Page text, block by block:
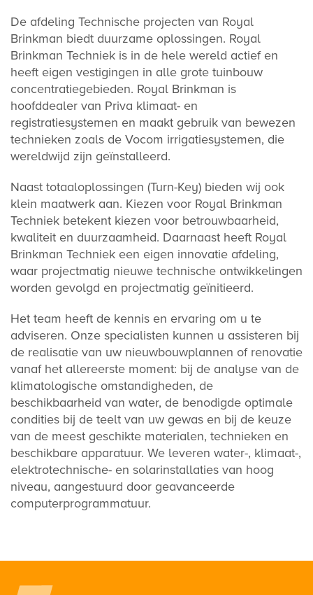
De afdeling Technische projecten van Royal
Brinkman biedt duurzame oplossingen. Royal
Brinkman Techniek is in de hele wereld actief en
heeft eigen vestigingen in alle grote tuinbouw
concentratiegebieden. Royal Brinkman is
hoofddealer van Priva klimaat- en
registratiesystemen en maakt gebruik van bewezen
technieken zoals de Vocom irrigatiesystemen, die
wereldwijd zijn geïnstalleerd.
Naast totaaloplossingen (Turn-Key) bieden wij ook
klein maatwerk aan. Kiezen voor Royal Brinkman
Techniek betekent kiezen voor betrouwbaarheid,
kwaliteit en duurzaamheid. Daarnaast heeft Royal
Brinkman Techniek een eigen innovatie afdeling,
waar projectmatig nieuwe technische ontwikkelingen
worden gevolgd en projectmatig geïnitieerd.
Het team heeft de kennis en ervaring om u te
adviseren. Onze specialisten kunnen u assisteren bij
de realisatie van uw nieuwbouwplannen of renovatie
vanaf het allereerste moment: bij de analyse van de
klimatologische omstandigheden, de
beschikbaarheid van water, de benodigde optimale
condities bij de teelt van uw gewas en bij de keuze
van de meest geschikte materialen, technieken en
beschikbare apparatuur. We leveren water-, klimaat-,
elektrotechnische- en solarinstallaties van hoog
niveau, aangestuurd door geavanceerde
computerprogrammatuur.